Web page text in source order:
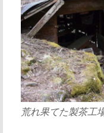
荒れ果てた製茶工